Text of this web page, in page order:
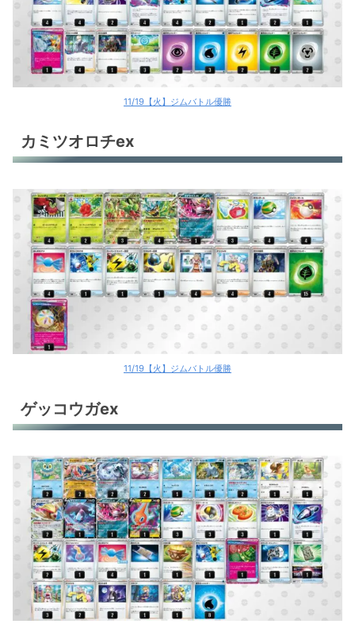
11/19【火】ジムバトル優勝
カミツオロチex
11/19【火】ジムバトル優勝
ゲッコウガex